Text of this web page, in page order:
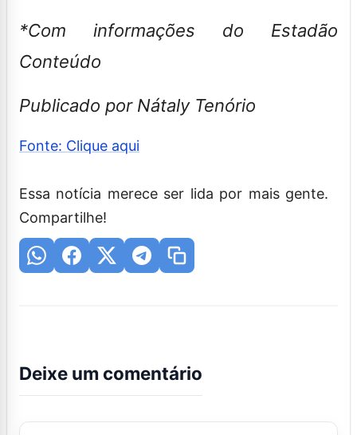
*Com informações do Estadão
Conteúdo
Publicado por Nátaly Tenório
Fonte: Clique aqui
Essa notícia merece ser lida por mais gente.
Compartilhe!
Deixe um comentário